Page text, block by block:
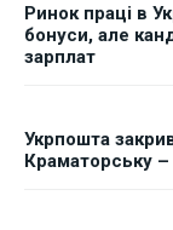
Ринок праці в
бонуси, але
зарплат
Укрпошта
Краматорську